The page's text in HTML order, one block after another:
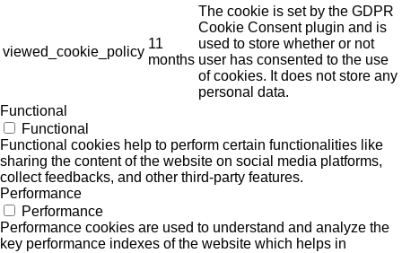
viewed_cookie_policy
11
months
The cookie is set by the GDPR
Cookie Consent plugin and is
used to store whether or not
user has consented to the use
of cookies. It does not store any
personal data.
Functional
Functional
Functional cookies help to perform certain functionalities like
sharing the content of the website on social media platforms,
collect feedbacks, and other third-party features.
Performance
Performance
Performance cookies are used to understand and analyze the
key performance indexes of the website which helps in